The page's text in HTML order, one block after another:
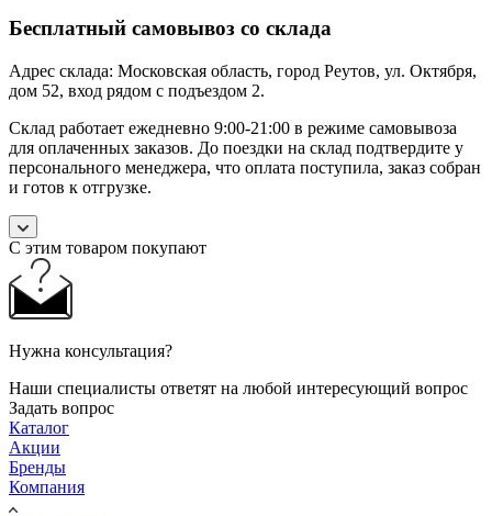
Бесплатный самовывоз со склада
Адрес склада: Московская область, город Реутов, ул. Октября,
дом 52, вход рядом с подъездом 2.
Склад работает ежедневно 9:00-21:00 в режиме самовывоза
для оплаченных заказов. До поездки на склад подтвердите у
персонального менеджера, что оплата поступила, заказ собран
и готов к отгрузке.
С этим товаром покупают
Нужна консультация?
Наши специалисты ответят на любой интересующий вопрос
Задать вопрос
Каталог
Акции
Бренды
Компания